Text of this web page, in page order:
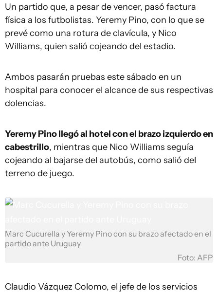
Un partido que, a pesar de vencer, pasó factura
física a los futbolistas. Yeremy Pino, con lo que se
prevé como una rotura de clavícula, y Nico
Williams, quien salió cojeando del estadio.
Ambos pasarán pruebas este sábado en un
hospital para conocer el alcance de sus respectivas
dolencias.
Yeremy Pino llegó al hotel con el brazo izquierdo en
cabestrillo, mientras que Nico Williams seguía
cojeando al bajarse del autobús, como salió del
terreno de juego.
Marc Cucurella y Yeremy Pino con su brazo afectado en el
partido ante Uruguay
Foto: AFP
Claudio Vázquez Colomo, el jefe de los servicios